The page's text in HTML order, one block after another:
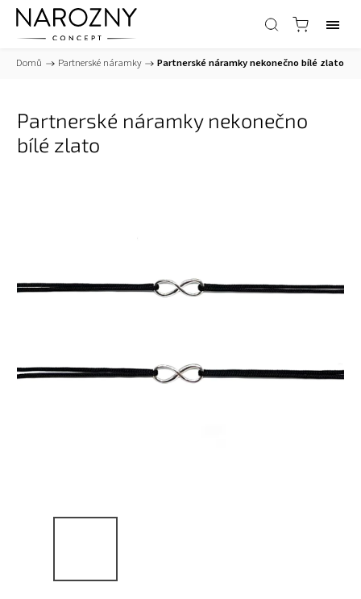
Domů / Partnerské náramky / Partnerské náramky nekonečno bílé zlato
Partnerské náramky nekonečno
bílé zlato